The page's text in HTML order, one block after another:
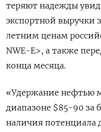
теряют надежды
экспортной выручки
летним ценам
NWE-E>, а также
конца месяца.
«Удержание нефтью
диапазоне $85-90 за
наличия потенциала